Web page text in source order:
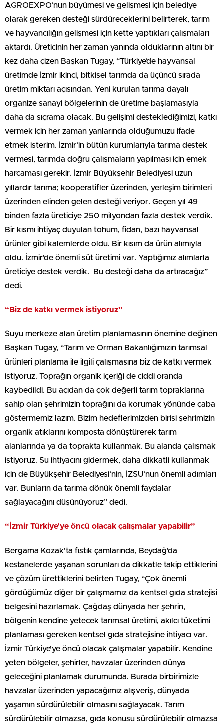
AGROEXPO’nun büyümesi ve gelişmesi için belediye
olarak gereken desteği sürdüreceklerini belirterek, tarım
ve hayvancılığın gelişmesi için kette yaptıkları çalışmaları
aktardı. Üreticinin her zaman yanında olduklarının altını bir
kez daha çizen Başkan Tugay, “Türkiye’de hayvansal
üretimde İzmir ikinci, bitkisel tarımda da üçüncü sırada
üretim miktarı açısından. Yeni kurulan tarıma dayalı
organize sanayi bölgelerinin de üretime başlamasıyla
daha da sıçrama olacak. Bu gelişimi desteklediğimizi, katkı
vermek için her zaman yanlarında olduğumuzu ifade
etmek isterim. İzmir’in bütün kurumlarıyla tarıma destek
vermesi, tarımda doğru çalışmaların yapılması için emek
harcaması gerekir. İzmir Büyükşehir Belediyesi uzun
yıllardır tarıma; kooperatifler üzerinden, yerleşim birimleri
üzerinden elinden gelen desteği veriyor. Geçen yıl 49
binden fazla üreticiye 250 milyondan fazla destek verdik.
Bir kısmı ihtiyaç duyulan tohum, fidan, bazı hayvansal
ürünler gibi kalemlerde oldu. Bir kısım da ürün alımıyla
oldu. İzmir’de önemli süt üretimi var. Yaptığımız alımlarla
üreticiye destek verdik. Bu desteği daha da artıracağız”
dedi.
“Biz de katkı vermek istiyoruz”
Suyu merkeze alan üretim planlamasının önemine değinen
Başkan Tugay, “Tarım ve Orman Bakanlığımızın tarımsal
ürünleri planlama ile ilgili çalışmasına biz de katkı vermek
istiyoruz. Toprağın organik içeriği de ciddi oranda
kaybedildi. Bu açıdan da çok değerli tarım topraklarına
sahip olan şehrimizin toprağını da korumak yönünde çaba
göstermemiz lazım. Bizim hedeflerimizden birisi şehrimizin
organik atıklarını komposta dönüştürerek tarım
alanlarında ya da toprakta kullanmak. Bu alanda çalışmak
istiyoruz. Su ihtiyacını gidermek, daha dikkatli kullanmak
için de Büyükşehir Belediyesi’nin, İZSU’nun önemli adımları
var. Bunların da tarıma dönük önemli faydalar
sağlayacağını düşünüyoruz” dedi.
“İzmir Türkiye’ye öncü olacak çalışmalar yapabilir”
Bergama Kozak’ta fıstık çamlarında, Beydağ’da
kestanelerde yaşanan sorunları da dikkatle takip ettiklerini
ve çözüm ürettiklerini belirten Tugay, “Çok önemli
gördüğümüz diğer bir çalışmamız da kentsel gıda stratejisi
belgesini hazırlamak. Çağdaş dünyada her şehrin,
bölgenin kendine yetecek tarımsal üretimi, akılcı tüketimi
planlaması gereken kentsel gıda stratejisine ihtiyacı var.
İzmir Türkiye’ye öncü olacak çalışmalar yapabilir. Kendine
yeten bölgeler, şehirler, havzalar üzerinden dünya
geleceğini planlamak durumunda. Burada birbirimizle
havzalar üzerinden yapacağımız alışveriş, dünyada
yaşamın sürdürülebilir olmasını sağlayacak. Tarım
sürdürülebilir olmazsa, gıda konusu sürdürülebilir olmazsa